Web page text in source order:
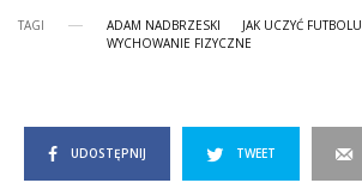
TAGI ADAM NADBRZESKI JAK UCZYĆ FUTBOLU
WYCHOWANIE FIZYCZNE
UDOSTĘPNIJ TWEET